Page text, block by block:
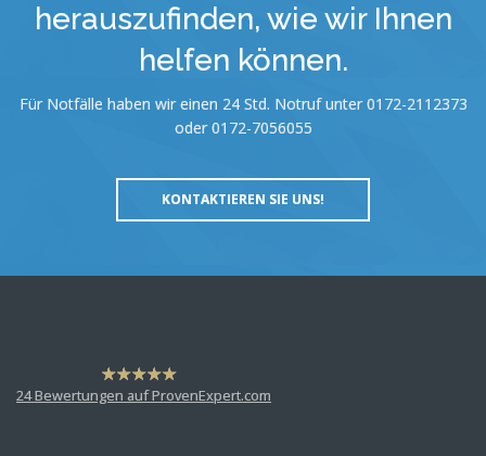
herauszufinden, wie wir Ihnen
helfen können.
Für Notfälle haben wir einen 24 Std. Notruf unter 0172-2112373
oder 0172-7056055
KONTAKTIEREN SIE UNS!
hat4,63
von
24Bewertungen auf ProvenExpert.com